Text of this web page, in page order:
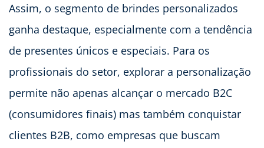
Assim, o segmento de brindes personalizados
ganha destaque, especialmente com a tendência
de presentes únicos e especiais. Para os
profissionais do setor, explorar a personalização
permite não apenas alcançar o mercado B2C
(consumidores finais) mas também conquistar
clientes B2B, como empresas que buscam